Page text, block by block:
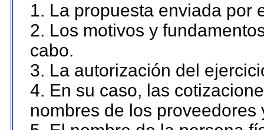
1. La propuesta enviada por
2. Los motivos y
cabo.
3. La autorización del
4. En su caso, las
nombres de los proveedores